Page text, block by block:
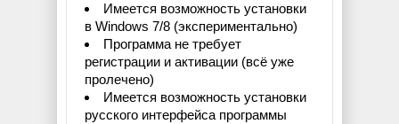
Имеется возможность установки
в Windows 7/8 (экспериментально)
Программа не требует
регистрации и активации (всё уже
пролечено)
Имеется возможность установки
русского интерфейса программы